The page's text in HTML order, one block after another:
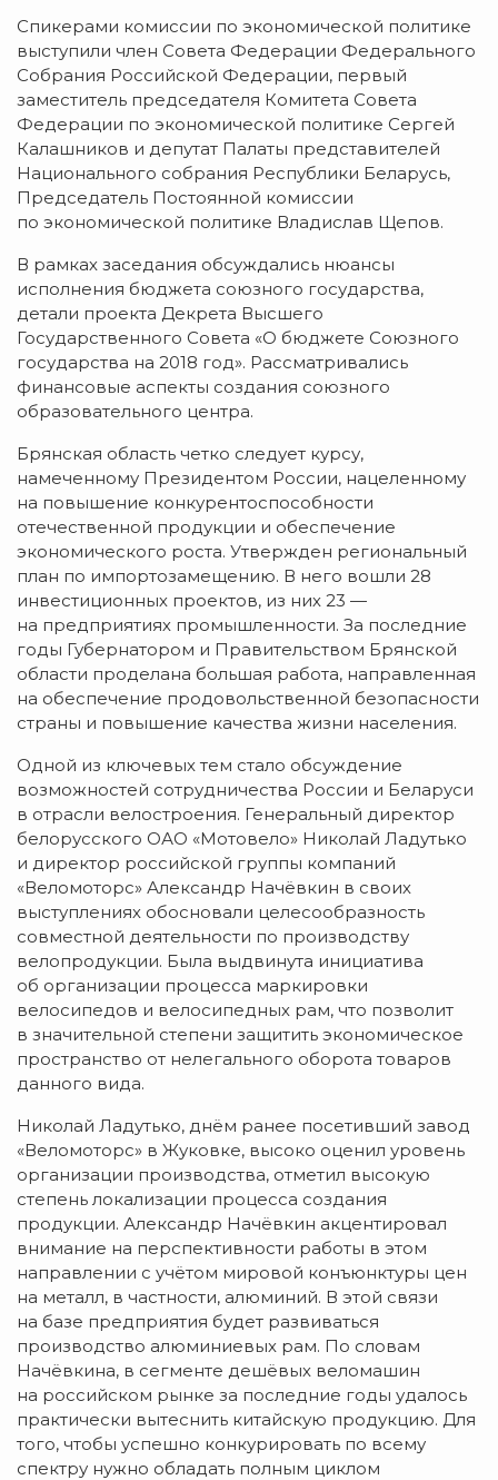
Спикерами комиссии по экономической политике
выступили член Совета Федерации Федерального
Собрания Российской Федерации, первый
заместитель председателя Комитета Совета
Федерации по экономической политике Сергей
Калашников и депутат Палаты представителей
Национального собрания Республики Беларусь,
Председатель Постоянной комиссии
по экономической политике Владислав Щепов.
В рамках заседания обсуждались нюансы
исполнения бюджета союзного государства,
детали проекта Декрета Высшего
Государственного Совета «О бюджете Союзного
государства на 2018 год». Рассматривались
финансовые аспекты создания союзного
образовательного центра.
Брянская область четко следует курсу,
намеченному Президентом России, нацеленному
на повышение конкурентоспособности
отечественной продукции и обеспечение
экономического роста. Утвержден региональный
план по импортозамещению. В него вошли 28
инвестиционных проектов, из них 23 —
на предприятиях промышленности. За последние
годы Губернатором и Правительством Брянской
области проделана большая работа, направленная
на обеспечение продовольственной безопасности
страны и повышение качества жизни населения.
Одной из ключевых тем стало обсуждение
возможностей сотрудничества России и Беларуси
в отрасли велостроения. Генеральный директор
белорусского ОАО «Мотовело» Николай Ладутько
и директор российской группы компаний
«Веломоторс» Александр Начёвкин в своих
выступлениях обосновали целесообразность
совместной деятельности по производству
велопродукции. Была выдвинута инициатива
об организации процесса маркировки
велосипедов и велосипедных рам, что позволит
в значительной степени защитить экономическое
пространство от нелегального оборота товаров
данного вида.
Николай Ладутько, днём ранее посетивший завод
«Веломоторс» в Жуковке, высоко оценил уровень
организации производства, отметил высокую
степень локализации процесса создания
продукции. Александр Начёвкин акцентировал
внимание на перспективности работы в этом
направлении с учётом мировой конъюнктуры цен
на металл, в частности, алюминий. В этой связи
на базе предприятия будет развиваться
производство алюминиевых рам. По словам
Начёвкина, в сегменте дешёвых веломашин
на российском рынке за последние годы удалось
практически вытеснить китайскую продукцию. Для
того, чтобы успешно конкурировать по всему
спектру нужно обладать полным циклом